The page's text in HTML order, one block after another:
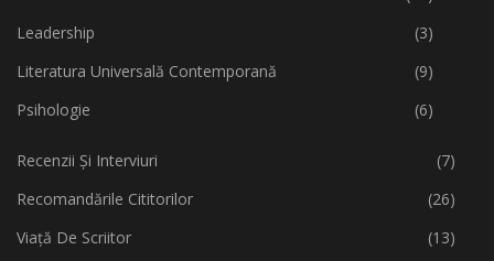
Leadership
(3)
Literatura Universală Contemporană
(9)
Psihologie
(6)
Recenzii Și Interviuri
(7)
Recomandările Cititorilor
(26)
Viață De Scriitor
(13)